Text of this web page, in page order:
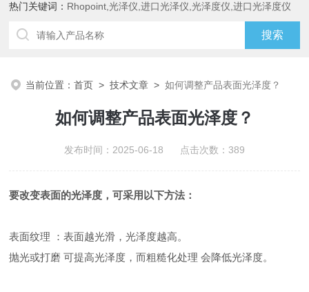
热门关键词： Rhopoint,光泽仪,进口光泽仪,光泽度仪,进口光泽度仪
当前位置：首页 >技术文章 >如何调整产品表面光泽度？
如何调整产品表面光泽度？
发布时间：2025-06-18 点击次数：389
要改变表面的光泽度，可采用以下方法：
表面纹理 ：表面越光滑，光泽度越高。
抛光或打磨 可提高光泽度，而粗糙化处理 会降低光泽度。